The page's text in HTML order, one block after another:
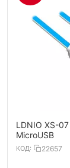
LDNIO XS-
MicroUSB
КОД: 22657